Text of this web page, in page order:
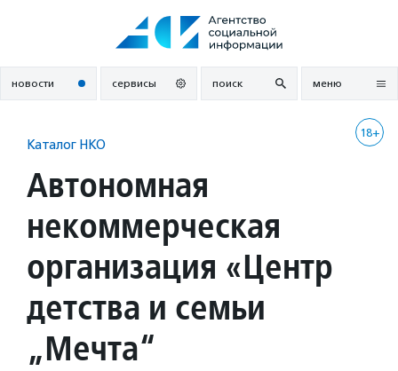
новости сервисы поиск меню
18+
Каталог НКО
Автономная
некоммерческая
организация «Центр
детства и семьи
„Мечта“